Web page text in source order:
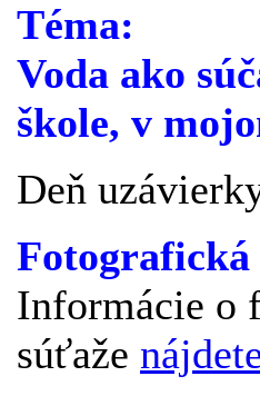
Téma:
Voda ako
škole, v
Deň
Informácie o
súťaže